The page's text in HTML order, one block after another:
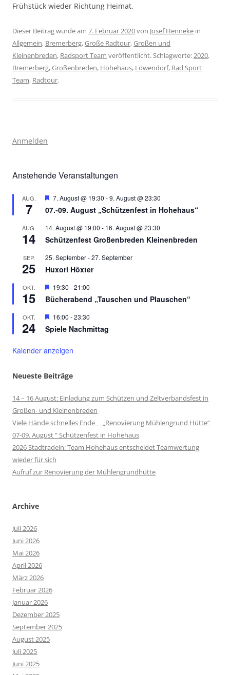
Frühstück wieder Richtung Heimat.
Dieser Beitrag wurde am 7. Februar 2020von Josef Henneke in
Allgemein, Bremerberg,Große Radtour,Großen und
Kleinenbreden, Radsport Team veröffentlicht. Schlagworte:2020,
Bremerberg,Großenbreden, Hohehaus, Löwendorf, Rad Sport
Team, Radtour.
Anmelden
Anstehende Veranstaltungen
AUG.
7
Hervorgehoben
7. August @ 19:30 -9. August @ 23:30
07.-09. August „Schützenfest in Hohehaus“
AUG.
14
14. August @ 19:00 - 16. August @ 23:30
Schützenfest Großenbreden Kleinenbreden
SEP.
25
25. September-27. September
Huxori Höxter
OKT.
15
Hervorgehoben
19:30 -21:00
Bücherabend „Tauschen und Plauschen“
OKT.
24
Hervorgehoben
16:00 -23:30
Spiele Nachmittag
Kalender anzeigen
Neueste Beiträge
14 – 16 August: Einladung zum Schützen und Zeltverbandsfest in
Großen- und Kleinenbreden
Viele Hände schnelles Ende „Renovierung Mühlengrund Hütte“
07-09. August “ Schützenfest in Hohehaus
2026 Stadtradeln: Team Hohehaus entscheidet Teamwertung
wieder für sich
Aufruf zur Renovierung der Mühlengrundhütte
Archive
Juli 2026
Juni 2026
Mai 2026
April 2026
März 2026
Februar 2026
Januar 2026
Dezember 2025
September 2025
August 2025
Juli 2025
Juni 2025